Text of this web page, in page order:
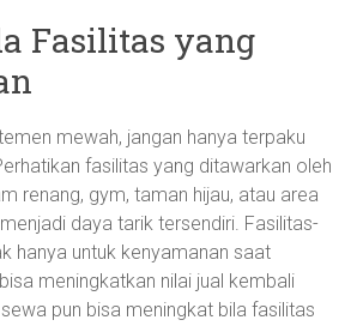
Fasilitas yang
mewah, jangan hanya terpaku
fasilitas yang ditawarkan oleh
renang, gym, taman hijau, atau area
daya tarik tersendiri. Fasilitas-
hanya untuk kenyamanan saat
meningkatkan nilai jual kembali
pun bisa meningkat bila fasilitas